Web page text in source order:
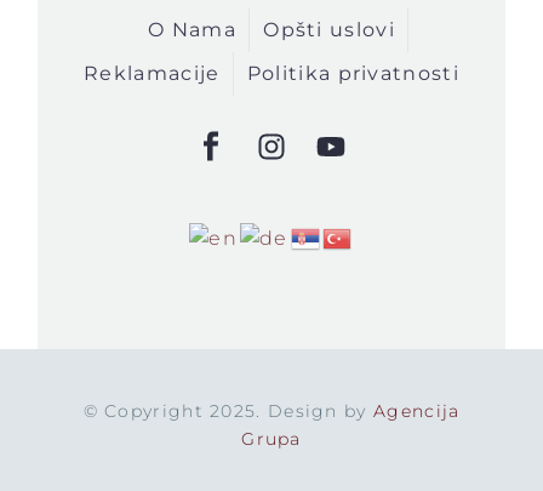
O Nama
Opšti uslovi
Reklamacije
Politika privatnosti
© Copyright 2025. Design by Agencija
Grupa